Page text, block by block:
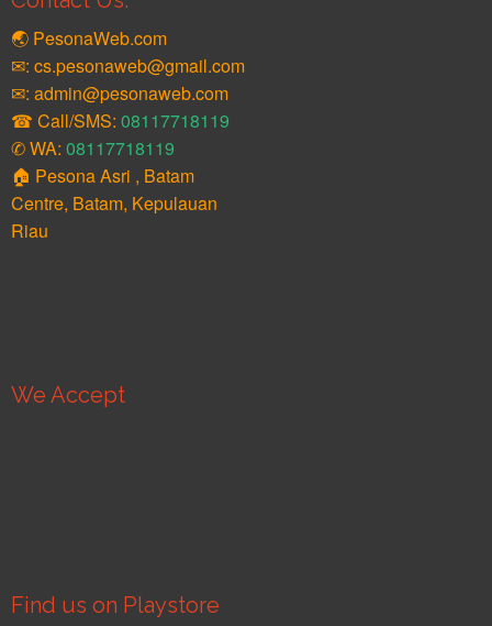
🌏 PesonaWeb.com
✉: cs.pesonaweb@gmail.com
✉: admin@pesonaweb.com
☎ Call/SMS: 08117718119
✆ WA: 08117718119
🏠 Pesona Asri , Batam
Centre, Batam, Kepulauan
Riau
We Accept
Find us on Playstore